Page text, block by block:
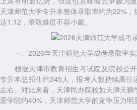
天津师范大学专升本整体录取率约为22%
达1:12，录取难度不容小觑。
一、2026年天津师范大学成考录取率
根据天津市教育招生考试院及院校公开
专升本总招生约345人，报考人数持续高位
左右。对比来看，天津民办院校如天津天
爱学院约40%，天津师范大学的竞争压力明